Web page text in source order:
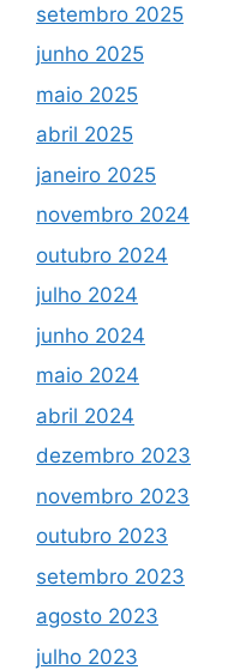
setembro 2025
junho 2025
maio 2025
abril 2025
janeiro 2025
novembro 2024
outubro 2024
julho 2024
junho 2024
maio 2024
abril 2024
dezembro 2023
novembro 2023
outubro 2023
setembro 2023
agosto 2023
julho 2023